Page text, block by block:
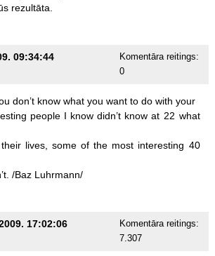
rezultāta.
09:34:44
Komentāra reitings:
0
don’t know what you want to do with your
people I know didn’t know at 22 what
their lives, some of the most interesting 40
/Baz Luhrmann/
17:02:06
Komentāra reitings:
7.307